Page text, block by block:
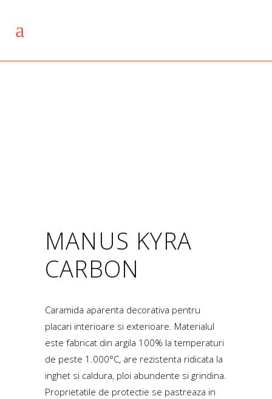
MANUS KYRA
CARBON
Caramida aparenta decorativa pentru
placari interioare si exterioare. Materialul
este fabricat din argila 100% la temperaturi
de peste 1.000°C, are rezistenta ridicata la
inghet si caldura, ploi abundente si grindina.
Proprietatile de protectie se pastreaza in